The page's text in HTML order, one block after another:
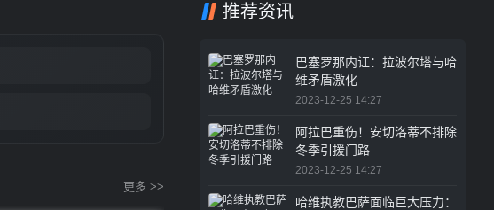
更多 >>
推荐资讯
巴塞罗那内讧：拉波尔塔与哈
维矛盾激化
2023-12-25 14:27
阿拉巴重伤！安切洛蒂不排除
冬季引援门路
2023-12-25 14:27
哈维执教巴萨面临巨大压力：